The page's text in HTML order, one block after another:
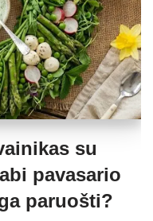
su
pavasario
paruošti?